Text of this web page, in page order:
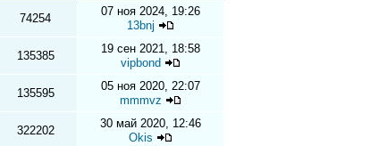
74254
07 ноя 2024, 19:26
13bnj
135385
19 сен 2021, 18:58
vipbond
135595
05 ноя 2020, 22:07
mmmvz
322202
30 май 2020, 12:46
Okis